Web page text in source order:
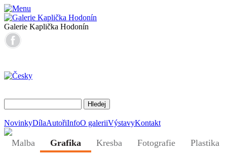
Galerie Kaplička Hodonín
NovinkyDílaAutořiInfoO galeriiVýstavyKontakt
Malba Grafika Kresba Fotografie Plastika